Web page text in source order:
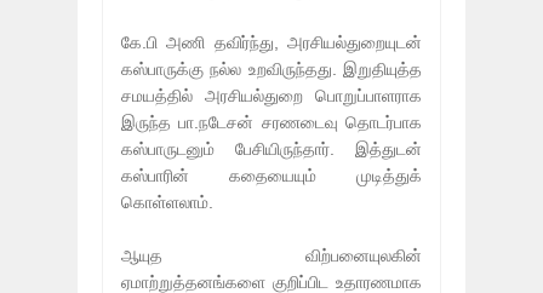
கே.பி அணி தவிர்ந்து, அரசியல்துறையுடன்
கஸ்பாருக்கு நல்ல உறவிருந்தது. இறுதியுத்த
சமயத்தில் அரசியல்துறை பொறுப்பாளராக
இருந்த பா.நடேசன் சரணடைவு தொடர்பாக
கஸ்பாருடனும் பேசியிருந்தார். இத்துடன்
கஸ்பாரின் கதையையும் முடித்துக்
கொள்ளலாம்.
ஆயுத விற்பனையுலகின்
ஏமாற்றுத்தனங்களை குறிப்பிட உதாரணமாக